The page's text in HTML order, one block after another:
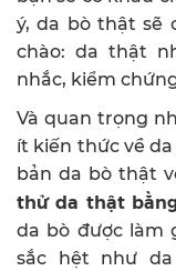
ý, da bò thật sẽ
chào: da thật
nhắc, kiểm
Và quan trọng
ít kiến thức về
bản da bò thật
thử da thật
da bò được làm
sắc hệt như